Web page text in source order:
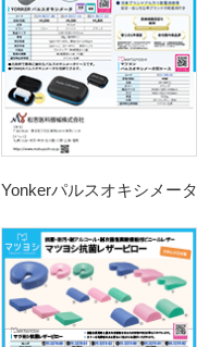
Yonkerパルスオキシメータ